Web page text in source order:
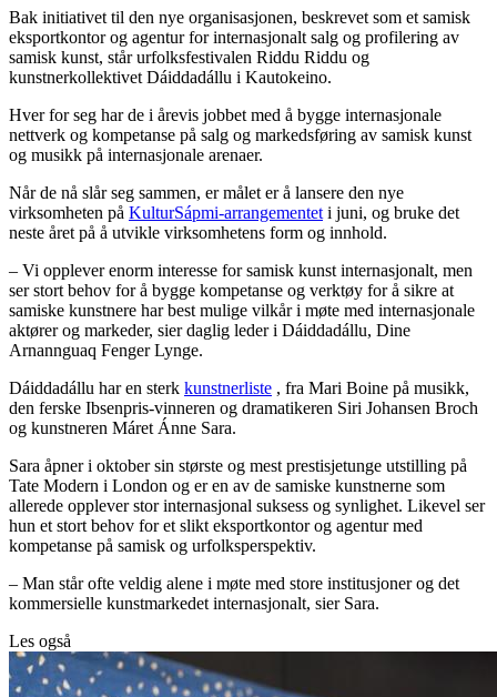
Bak initiativet til den nye organisasjonen, beskrevet som et samisk
eksportkontor og agentur for internasjonalt salg og profilering av
samisk kunst, står urfolksfestivalen Riddu Riddu og
kunstnerkollektivet Dáiddadállu i Kautokeino.
Hver for seg har de i årevis jobbet med å bygge internasjonale
nettverk og kompetanse på salg og markedsføring av samisk kunst
og musikk på internasjonale arenaer.
Når de nå slår seg sammen, er målet er å lansere den nye
virksomheten på KulturSápmi-arrangementet i juni, og bruke det
neste året på å utvikle virksomhetens form og innhold.
– Vi opplever enorm interesse for samisk kunst internasjonalt, men
ser stort behov for å bygge kompetanse og verktøy for å sikre at
samiske kunstnere har best mulige vilkår i møte med internasjonale
aktører og markeder, sier daglig leder i Dáiddadállu, Dine
Arnannguaq Fenger Lynge.
Dáiddadállu har en sterk kunstnerliste , fra Mari Boine på musikk,
den ferske Ibsenpris-vinneren og dramatikeren Siri Johansen Broch
og kunstneren Máret Ánne Sara.
Sara åpner i oktober sin største og mest prestisjetunge utstilling på
Tate Modern i London og er en av de samiske kunstnerne som
allerede opplever stor internasjonal suksess og synlighet. Likevel ser
hun et stort behov for et slikt eksportkontor og agentur med
kompetanse på samisk og urfolksperspektiv.
– Man står ofte veldig alene i møte med store institusjoner og det
kommersielle kunstmarkedet internasjonalt, sier Sara.
Les også